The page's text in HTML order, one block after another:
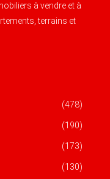
à vendre et à
terrains et
(478)
(190)
(173)
(130)